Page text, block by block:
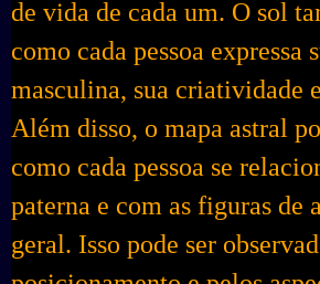
de vida de cada um. O sol
como cada pessoa expressa
masculina, sua criatividade
Além disso, o mapa astral
como cada pessoa se
paterna e com as figuras de
geral. Isso pode ser